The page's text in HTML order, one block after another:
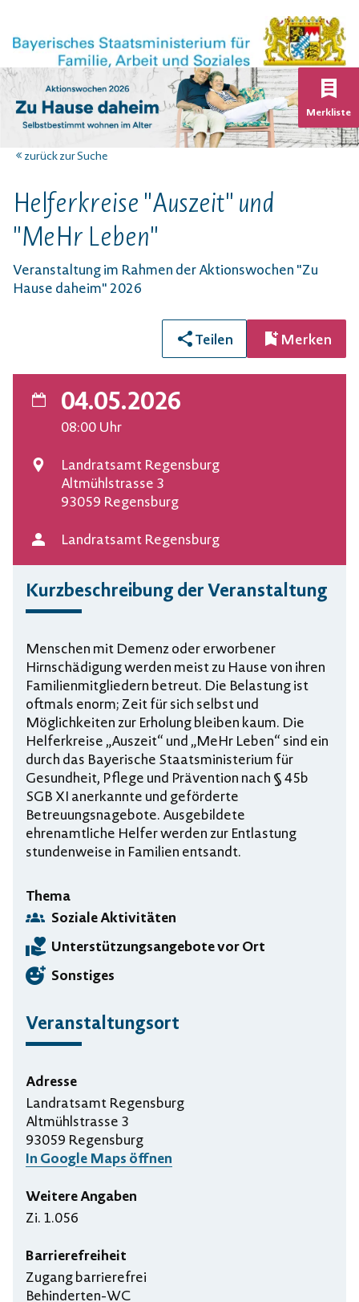
Merkliste
zurück zur Suche
Helferkreise "Auszeit" und
"MeHr Leben"
Veranstaltung im Rahmen der Aktionswochen "Zu
Hause daheim" 2026
Teilen Merken
Datum
04.05.2026
08:00 Uhr
Veranstaltungsort
Landratsamt Regensburg
Altmühlstrasse 3
93059 Regensburg
Landratsamt Regensburg
Kurzbeschreibung der Veranstaltung
Menschen mit Demenz oder erworbener
Hirnschädigung werden meist zu Hause von ihren
Familienmitgliedern betreut. Die Belastung ist
oftmals enorm; Zeit für sich selbst und
Möglichkeiten zur Erholung bleiben kaum. Die
Helferkreise „Auszeit“ und „MeHr Leben“ sind ein
durch das Bayerische Staatsministerium für
Gesundheit, Pflege und Prävention nach § 45b
SGB XI anerkannte und geförderte
Betreuungsnagebote. Ausgebildete
ehrenamtliche Helfer werden zur Entlastung
stundenweise in Familien entsandt.
Thema
Soziale Aktivitäten
Unterstützungsangebote vor Ort
Sonstiges
Veranstaltungsort
Adresse
Landratsamt Regensburg
Altmühlstrasse 3
93059 Regensburg
In Google Maps öffnen
Weitere Angaben
Zi. 1.056
Barrierefreiheit
Zugang barrierefrei
Behinderten-WC